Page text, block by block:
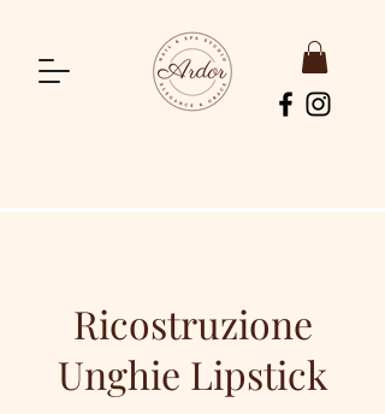
Ricostruzione
Unghie Lipstick